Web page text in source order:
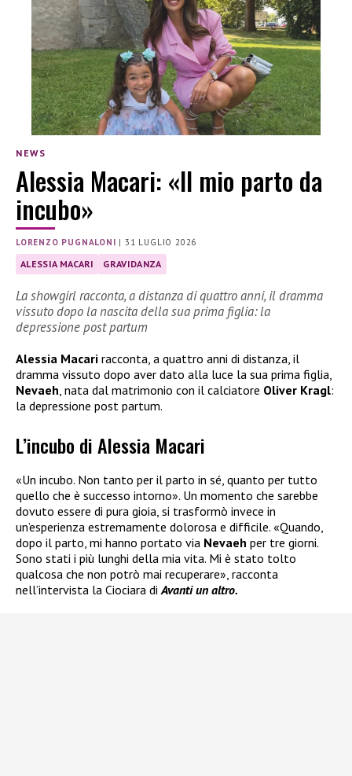
NEWS
Alessia Macari: «Il mio parto da
incubo»
LORENZO PUGNALONI |31 LUGLIO 2026
ALESSIA MACARI GRAVIDANZA
La showgirl racconta, a distanza di quattro anni, il dramma
vissuto dopo la nascita della sua prima figlia: la
depressione post partum
Alessia Macari racconta, a quattro anni di distanza, il
dramma vissuto dopo aver dato alla luce la sua prima figlia,
Nevaeh , nata dal matrimonio con il calciatore Oliver Kragl:
la depressione post partum.
L’incubo di Alessia Macari
«Un incubo. Non tanto per il parto in sé, quanto per tutto
quello che è successo intorno». Un momento che sarebbe
dovuto essere di pura gioia, si trasformò invece in
un’esperienza estremamente dolorosa e difficile. «Quando,
dopo il parto, mi hanno portato via Nevaeh per tre giorni.
Sono stati i più lunghi della mia vita. Mi è stato tolto
qualcosa che non potrò mai recuperare», racconta
nell’intervista la Ciociara diAvanti un altro.